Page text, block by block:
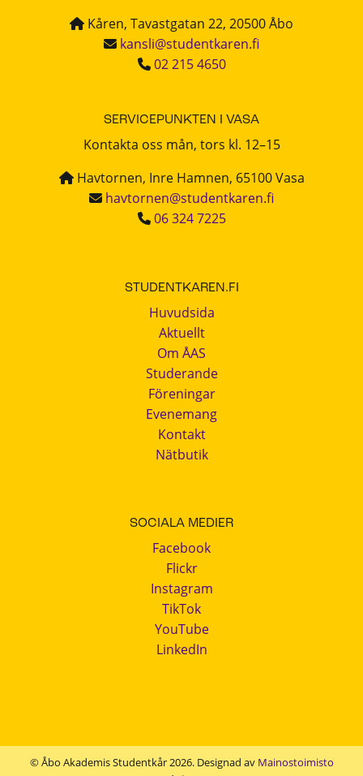
Kåren, Tavastgatan 22, 20500 Åbo
kansli@studentkaren.fi
02 215 4650
SERVICEPUNKTEN I VASA
Kontakta oss mån, tors kl. 12–15
Havtornen, Inre Hamnen, 65100 Vasa
havtornen@studentkaren.fi
06 324 7225
STUDENTKAREN.FI
Huvudsida
Aktuellt
Om ÅAS
Studerande
Föreningar
Evenemang
Kontakt
Nätbutik
SOCIALA MEDIER
Facebook
Flickr
Instagram
TikTok
YouTube
LinkedIn
© Åbo Akademis Studentkår 2026. Designad av Mainostoimisto